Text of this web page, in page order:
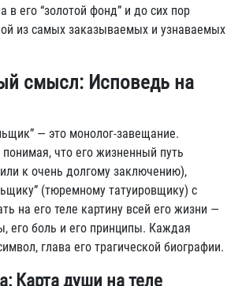
в его “золотой фонд” и до сих пор
из самых заказываемых и узнаваемых
смысл: Исповедь на
— это монолог-завещание.
что его жизненный путь
к очень долгому заключению),
(тюремному татуировщику) с
на его теле картину всей его жизни —
его боль и его принципы. Каждая
глава его трагической биографии.
Карта души на теле